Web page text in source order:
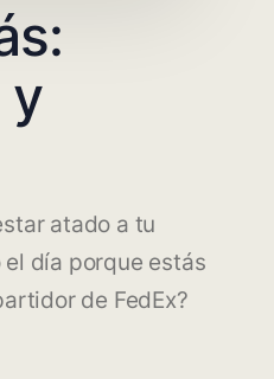
y
atado a tu
día porque estás
de FedEx?